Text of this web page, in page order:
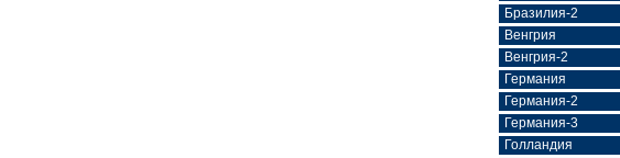
Бразилия-2
Венгрия
Венгрия-2
Германия
Германия-2
Германия-3
Голландия